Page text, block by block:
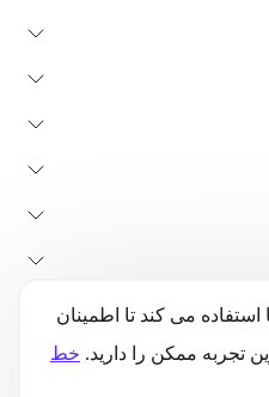
می کند تا اطمینان
تجربه ممکن را دارید. خط
بودننقشه سایت